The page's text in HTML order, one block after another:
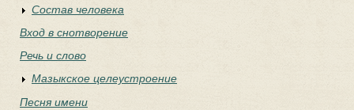
Состав человека
Вход в снотворение
Речь и слово
Мазыкское целеустроение
Песня имени